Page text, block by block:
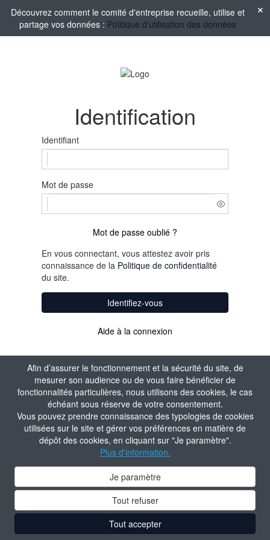
Afin d’assurer le fonctionnement et la sécurité du site, de
mesurer son audience ou de vous faire bénéficier de
fonctionnalités particulières, nous utilisons des cookies, le cas
échéant sous réserve de votre consentement.
Vous pouvez prendre connaissance des typologies de cookies
utilisées sur le site et gérer vos préférences en matière de
dépôt des cookies, en cliquant sur "Je paramètre".
Plus d'information.
Je paramètre
Tout refuser
Tout accepter
Découvrez comment le comité d'entreprise recueille, utilise et
partage vos données : Politique d'utilisation des données
Identification
Identifiant
Mot de passe
Mot de passe oublié ?
En vous connectant, vous attestez avoir pris
connaissance de la Politique de confidentialité
du site.
Identifiez-vous
Aide à la connexion